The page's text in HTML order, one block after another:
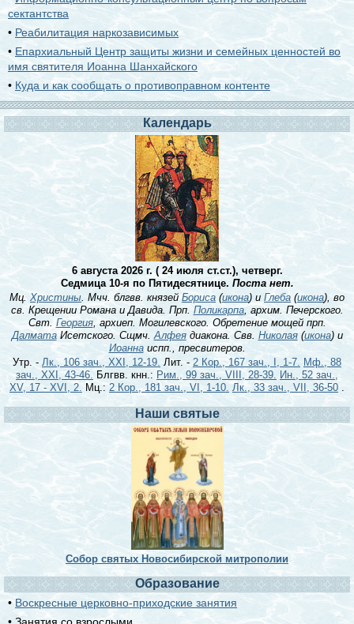
сектантства
• Реабилитация наркозависимых
• Епархиальный Центр защиты жизни и семейных ценностей во
имя святителя Иоанна Шанхайского
• Куда и как сообщать о противоправном контенте
Календарь
6 августа 2026 г. ( 24 июля ст.ст.), четверг.
Седмица 10-я по Пятидесятнице. Поста нет.
Мц. Христины. Мчч. блгвв. князейБориса (икона) и Глеба (икона), во
св. Крещении Романа и Давида. Прп. Поликарпа, архим. Печерского.
Свт. Георгия, архиеп. Могилевского. Обретение мощей прп.
ДалматаИсетского. Сщмч.Алфеядиакона. Свв. Николая(икона) и
Иоаннаиспп., пресвитеров.
Утр. - Лк., 106 зач., XXI, 12-19. Лит. - 2 Кор., 167 зач., I, 1-7. Мф., 88
зач., XXI, 43-46. Блгвв. кнн.: Рим., 99 зач., VIII, 28-39. Ин., 52 зач.,
XV, 17 - XVI, 2. Мц.: 2 Кор., 181 зач., VI, 1-10. Лк., 33 зач., VII, 36-50 .
Наши святые
Собор святых Новосибирской митрополии
Образование
• Воскресные церковно-приходские занятия